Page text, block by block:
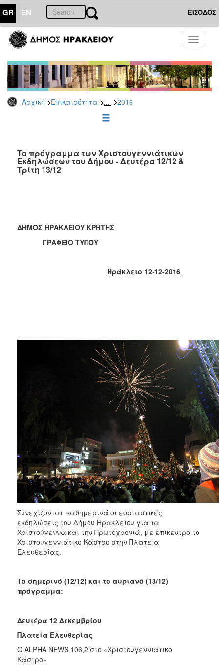
GR EN ΕΙΣΟΔΟΣ
Toggle
Αρχική Επικαιρότητα ... 2016
ΕΠΙΚΑΙΡΟΤΗΤΑ
Τύπου
Αρχείο
2026
2025
2022
2021
2017
2016
ΕΠΙΣΚΕΠΤΗΣ
Το πρόγραμμα των Χριστουγεννιάτικων
Εκδηλώσεων του Δήμου - Δευτέρα 12/12 &
Τρίτη 13/12
ΔΗΜΟΣ ΗΡΑΚΛΕΙΟΥ ΚΡΗΤΗΣ
ΓΡΑΦΕΙΟ ΤΥΠΟΥ
Ηράκλειο 12-12-2016
Συνεχίζονται καθημερινά οι εορταστικές
εκδηλώσεις του Δήμου Ηρακλείου για τα
Χριστούγεννα και την Πρωτοχρονιά, με επίκεντρο το
Χριστουγεννιάτικο Κάστρο στην Πλατεία
Ελευθερίας.
Το σημερινό (12/12) και το αυριανό (13/12)
πρόγραμμα:
Δευτέρα 12 Δεκεμβρίου
Πλατεία Ελευθερίας
O ALPHA ΝEWS 106,2 στο «Χριστου­γεννιάτικο
Κάστρο»